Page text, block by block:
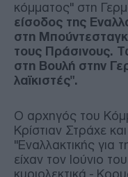
κόμματος" στη
είσοδος της
στη Μπούντεσταγκ
τους Πράσινους.
στη Βουλή στην
λαϊκιστές".
Ο αρχηγός του
Κρίστιαν Στράχε
"Εναλλακτικής για
είχαν τον Ιούνιο
κυριολεκτικά -